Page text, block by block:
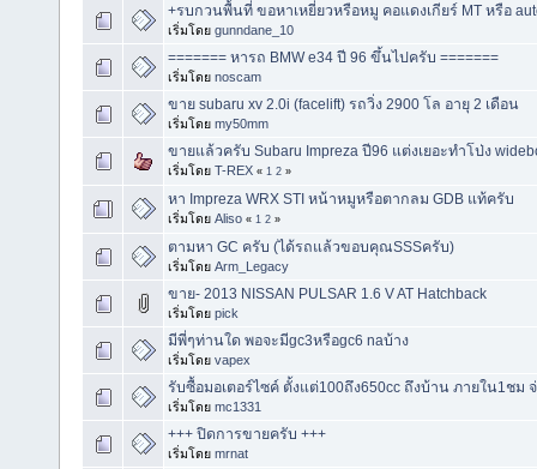
+รบกวนพื้นที่ ขอหาเหยี่ยวหรือหมู คอแดงเกียร์ MT หรือ
เริ่มโดย gunndane_10
======= หารถ BMW e34 ปี 96 ขึ้นไปครับ =======
เริ่มโดย noscam
ขาย subaru xv 2.0i (facelift) รถวิ่ง 2900 โล อายุ 2 เดือน
เริ่มโดย my50mm
ขายแล้วครับ Subaru Impreza ปี96 แต่งเยอะทำโป่ง
เริ่มโดย T-REX « 1 2 »
หา Impreza WRX STI หน้าหมูหรือตากลม GDB แท้ครับ
เริ่มโดย Aliso « 1 2 »
ตามหา GC ครับ (ได้รถแล้วขอบคุณSSSครับ)
เริ่มโดย Arm_Legacy
ขาย- 2013 NISSAN PULSAR 1.6 V AT Hatchback
เริ่มโดย pick
มีพี่ๆท่านใด พอจะมีgc3หรือgc6 naบ้าง
เริ่มโดย vapex
รับซื้อมอเตอร์ไซค์ ตั้งแต่100ถึง650cc ถึงบ้าน ภายใน1ชม
เริ่มโดย mc1331
+++ ปิดการขายครับ +++
เริ่มโดย mrnat